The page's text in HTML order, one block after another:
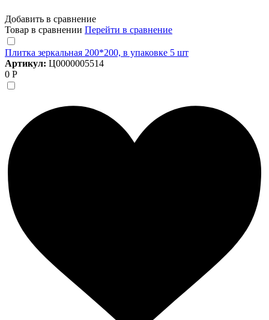
Добавить в сравнение
Товар в сравнении Перейти в сравнение
Плитка зеркальная 200*200, в упаковке 5 шт
Артикул: Ц0000005514
0 Р